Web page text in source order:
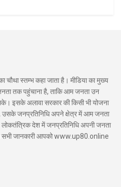
चौथा स्तम्भ कहा जाता है। मीडिया का मुख्य
तक पहुंचाना है, ताकि आम जनता उन
इसके अलावा सरकार की किसी भी योजना
उसके जनप्रतिनिधि अपने क्षेत्र में आम जनता
देश में जनप्रतिनिधि अपनी जनता
सभी जानकारी आपको www.up80.online